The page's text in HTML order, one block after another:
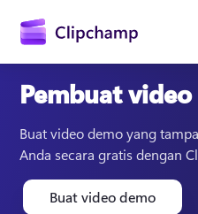
utama
Pembuat
Buat video demo yang
Anda secara gratis dengan
Buat video demo